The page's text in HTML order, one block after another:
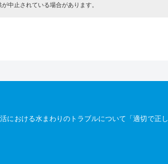
中止されている場合があります。
における水まわりのトラブルについて「適切で正